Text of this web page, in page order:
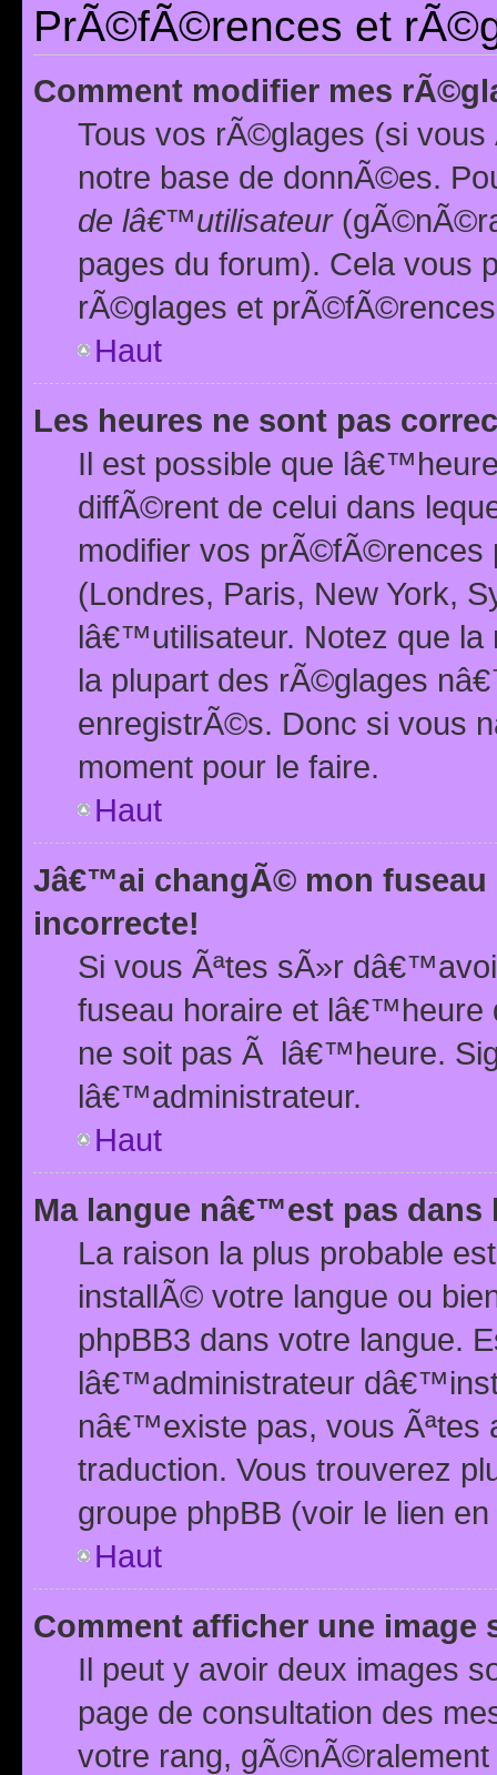
PrÃ©fÃ©rences et
Comment modifier mes
Tous vos rÃ©glages (si
notre base de donnÃ©es.
de lâ€™utilisateur
pages du forum). Cela vous
rÃ©glages et
Haut
Les heures ne sont pas
Il est possible que
diffÃ©rent de celui dans
modifier vos prÃ©fÃ©rences
(Londres, Paris, New York,
lâ€™utilisateur. Notez que la
la plupart des rÃ©glages
enregistrÃ©s. Donc si vous
moment pour le faire.
Haut
Jâ€™ai changÃ© mon
incorrecte!
Si vous Ãªtes sÃ»r
fuseau horaire et
ne soit pas Ã lâ€™heure.
lâ€™administrateur.
Haut
Ma langue nâ€™est pas dans
La raison la plus probable
installÃ© votre langue ou
phpBB3 dans votre langue.
lâ€™administrateur
nâ€™existe pas, vous Ãªtes
traduction. Vous trouverez
groupe phpBB (voir le lien
Haut
Comment afficher une image
Il peut y avoir deux images
page de consultation des
votre rang,